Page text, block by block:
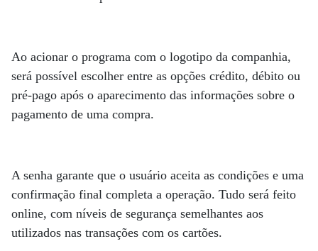
Ao acionar o programa com o logotipo da companhia,
será possível escolher entre as opções crédito, débito ou
pré-pago após o aparecimento das informações sobre o
pagamento de uma compra.
A senha garante que o usuário aceita as condições e uma
confirmação final completa a operação. Tudo será feito
online, com níveis de segurança semelhantes aos
utilizados nas transações com os cartões.